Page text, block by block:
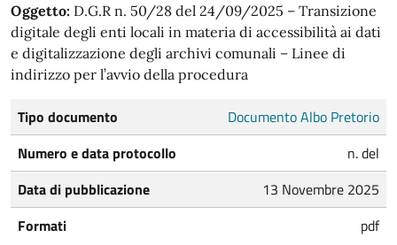
Oggetto: D.G.R n. 50/28 del 24/09/2025 – Transizione
digitale degli enti locali in materia di accessibilità ai dati
e digitalizzazione degli archivi comunali – Linee di
indirizzo per l’avvio della procedura
Tipo documento
Documento Albo Pretorio
Numero e data protocollo
n. del
Data di pubblicazione
13 Novembre 2025
Formati
pdf